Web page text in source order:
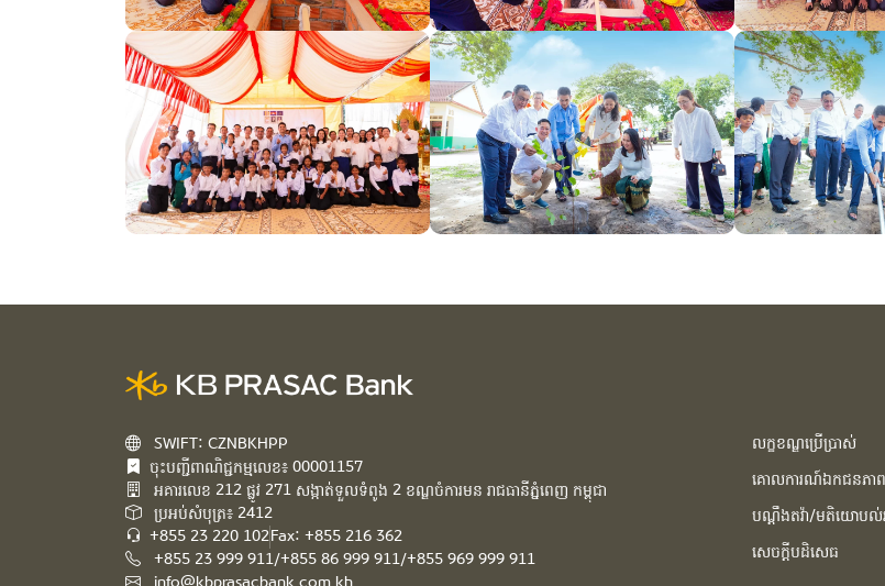
SWIFT: CZNBKHPP
ចុះបញ្ជីពាណិជ្ជកម្មលេខ៖ 00001157
អគារ​លេខ​ 212 ផ្លូវ 271 សង្កាត់ទួលទំពូង 2 ខណ្ឌចំការមន រាជធានីភ្នំពេញ កម្ពុជា​
ប្រអប់សំបុត្រ៖ 2412
+855 23 220 102Fax: +855 216 362
+855 23 999 911/+855 86 999 911/+855 969 999 911
លក្ខខណ្ឌប្រើប្រាស់
គោលការណ៍ឯកជនភាព
បណ្ដឹងតវ៉ា/មតិយោប
សេចក្ដីបដិសេធ